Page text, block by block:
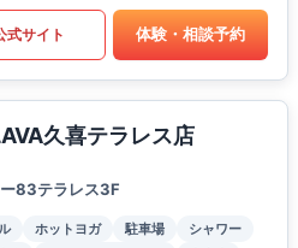
式サイト 体験・相談予約
久喜テラレス店
83テラレス3F
ホットヨガ 駐車場
シャワー